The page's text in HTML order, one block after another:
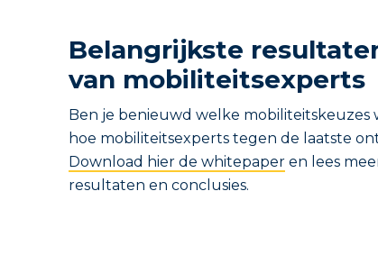
Belangrijkste
van mobiliteitsexperts
Ben je benieuwd welke
hoe mobiliteitsexperts tegen de laatste
Download hier de whitepaper en lees
resultaten en conclusies.